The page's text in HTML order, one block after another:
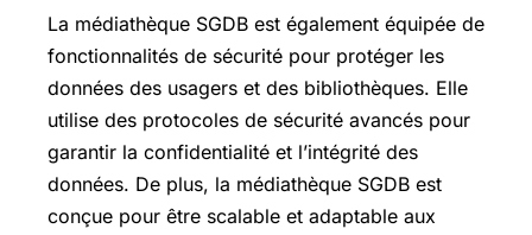
La médiathèque SGDB est également équipée de
fonctionnalités de sécurité pour protéger les
données des usagers et des bibliothèques. Elle
utilise des protocoles de sécurité avancés pour
garantir la confidentialité et l’intégrité des
données. De plus, la médiathèque SGDB est
conçue pour être scalable et adaptable aux